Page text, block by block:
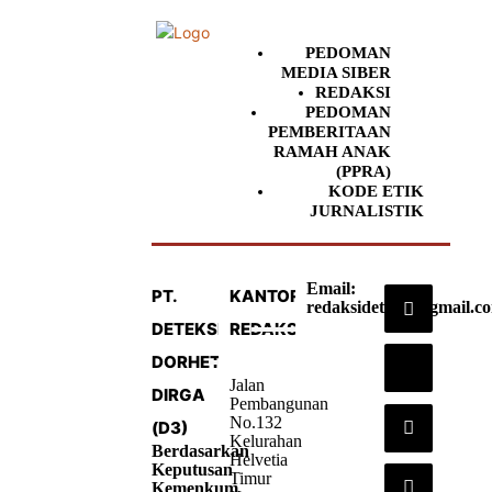
PEDOMAN
MEDIA SIBER
REDAKSI
PEDOMAN
PEMBERITAAN
RAMAH ANAK
(PPRA)
KODE ETIK
JURNALISTIK
PT.
DETEKSI
DORHETA
DIRGA
(D3)
Berdasarkan
Keputusan
KANTOR
REDAKSI
Jalan
Pembangunan
No.132
Kelurahan
Helvetia
Timur
Email: